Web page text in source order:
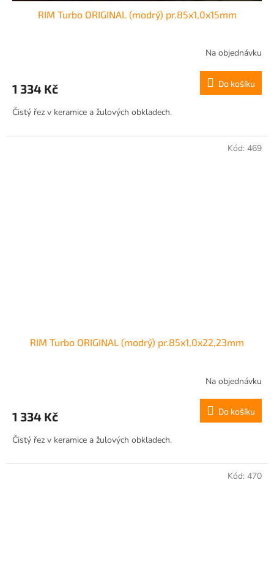
RIM Turbo ORIGINAL (modrý) pr.85x1,0x15mm
Na objednávku
1 334 Kč Do košíku
Čistý řez v keramice a žulových obkladech.
RIM Turbo ORIGINAL (modrý) pr.85x1,0x22,23mm
Na objednávku
1 334 Kč Do košíku
Čistý řez v keramice a žulových obkladech.
Kód: 469
Kód: 470